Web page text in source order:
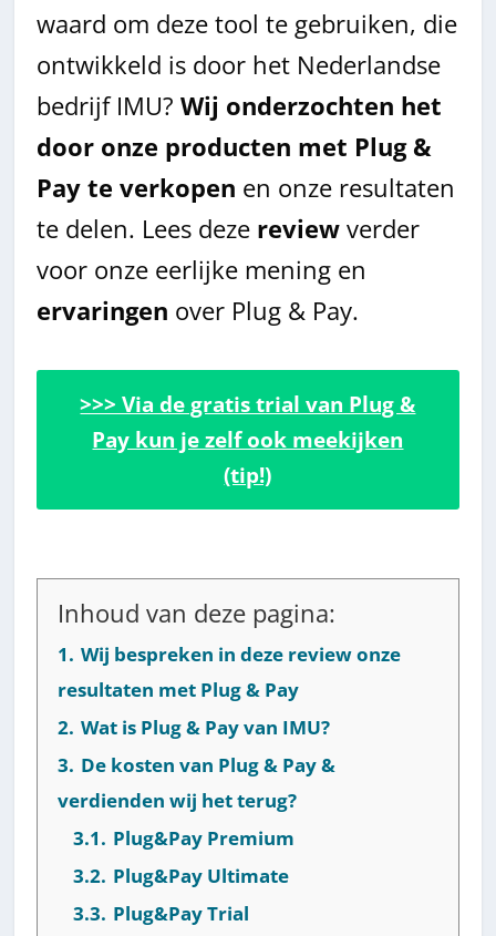
waard om deze tool te gebruiken, die
ontwikkeld is door het Nederlandse
bedrijf IMU?Wij onderzochten het
door onze producten met Plug &
Pay te verkopen en onze resultaten
te delen. Lees deze reviewverder
voor onze eerlijke mening en
ervaringen over Plug & Pay.
>>> Via de gratis trial van Plug &
Pay kun je zelf ook meekijken
(tip!)
Inhoud van deze pagina:
1. Wij bespreken in deze review onze
resultaten met Plug & Pay
2. Wat is Plug & Pay van IMU?
3. De kosten van Plug & Pay &
verdienden wij het terug?
3.1. Plug&Pay Premium
3.2. Plug&Pay Ultimate
3.3. Plug&Pay Trial